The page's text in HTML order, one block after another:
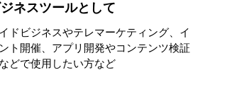
ジネスツールとして
ドビジネスやテレマーケティング、イ
ト開催、アプリ開発やコンテンツ検証
どで使用したい方など